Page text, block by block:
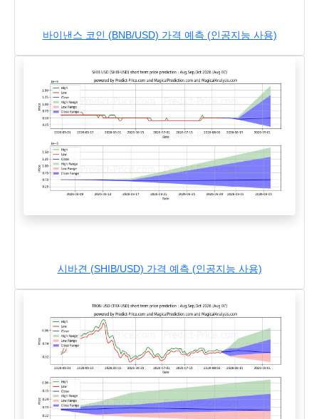
바이낸스 코인 (BNB/USD) 가격 예측 (인공지능 사용)
시바견 (SHIB/USD) 가격 예측 (인공지능 사용)